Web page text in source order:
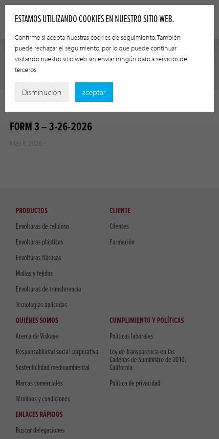
FORM 3 – 3-26-2026
May 8, 2026 -
PRODUCTOS
Envolturas de celulosa
Envolturas plásticas
Envolturas fibrosas
Mallas y tejidos
Envolturas de transferencia
Tecnologías aplicadas
CLIENTE
Clientes
Formación
QUIÉNES SOMOS
Acerca de Viskase
Responsabilidad social corporativa
Sostenibilidad medioambiental
Marcas comerciales
Términos y condiciones
CUMPLIMIENTO Y POLÍTICAS
Políticas laborales
Ley de Transparencia en las
Cadenas de Suministro de 2010,
California
Política de privacidad
ENLACES RÁPIDOS
Buscar delegaciones
ESTAMOS UTILIZANDO COOKIES EN NUESTRO SITIO WEB.
Confirme si acepta nuestras cookies de seguimiento. También
puede rechazar el seguimiento, por lo que puede continuar
visitando nuestro sitio web sin enviar ningún dato a servicios de
terceros.
Disminución aceptar